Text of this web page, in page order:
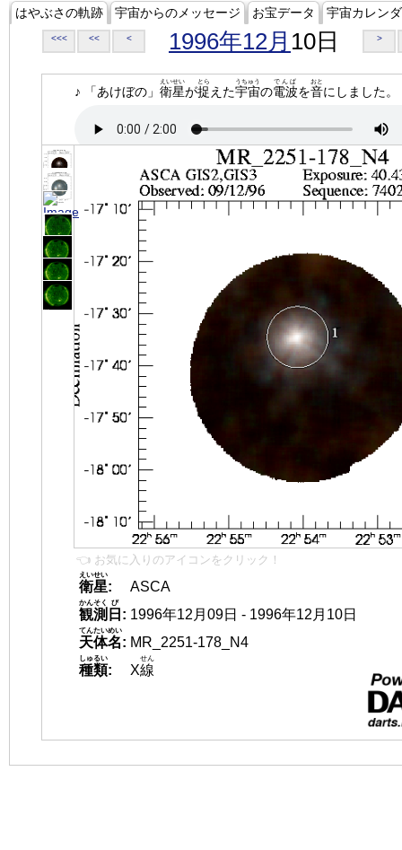
はやぶさの軌跡 宇宙からのメッセージ お宝データ 宇宙カレン
<<< << < 1996年12月 10日 >
♪ 「あけぼの」 衛星
えいせい
が捉
とら
えた宇宙
うちゅう
の電波
でんぱ
を音
おと
にしました。
👈 お気に入りのアイコンをクリック！
衛星
えいせい
:
ASCA
観測
かんそく
日
び
: 1996年12月09日 - 1996年12月10日
天体名
てんたいめい
: MR_2251-178_N4
種類
しゅるい
: X線
せん